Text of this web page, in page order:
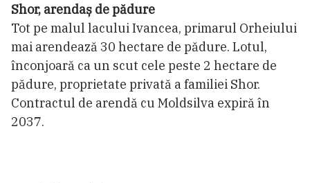
Shor, arendaș de pădure
Tot pe malul lacului Ivancea, primarul Orheiului
mai arendează 30 hectare de pădure. Lotul,
înconjoară ca un scut cele peste 2 hectare de
pădure, proprietate privată a familiei Shor.
Contractul de arendă cu Moldsilva expiră în
2037.